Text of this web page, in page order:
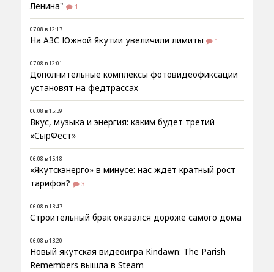
Ленина"
1
07.08 в 12:17
На АЗС Южной Якутии увеличили лимиты 1
07.08 в 12:01
Дополнительные комплексы фотовидеофиксации
установят на федтрассах
06.08 в 15:39
Вкус, музыка и энергия: каким будет третий
«СырФест»
06.08 в 15:18
«Якутскэнерго» в минусе: нас ждёт кратный рост
тарифов?
3
06.08 в 13:47
Строительный брак оказался дороже самого дома
06.08 в 13:20
Новый якутская видеоигра Kindawn: The Parish
Remembers вышла в Steam